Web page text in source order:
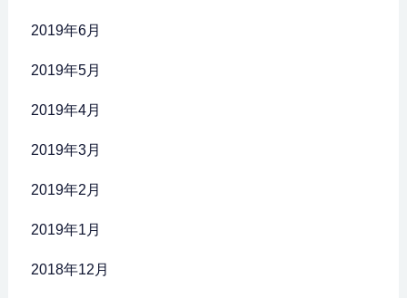
2019年6月
2019年5月
2019年4月
2019年3月
2019年2月
2019年1月
2018年12月